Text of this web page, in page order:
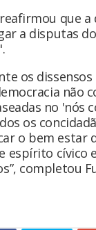
que a
a disputas
os dissensos
não
no 'nós
os
o bem estar
espírito cívico
completou